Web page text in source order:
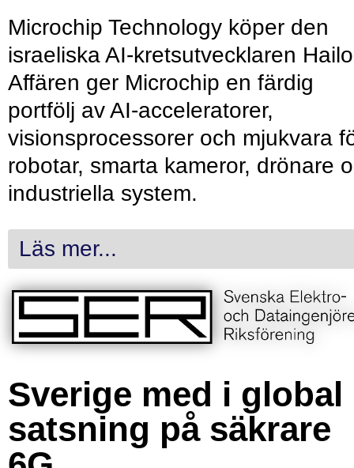
Microchip Technology köper den
israeliska AI-kretsutvecklaren
Affären ger Microchip en färdig
portfölj av AI-acceleratorer,
visionsprocessorer och mjukvara
robotar, smarta kameror, drönare
industriella system.
Läs mer...
Sverige med i global
satsning på säkrare